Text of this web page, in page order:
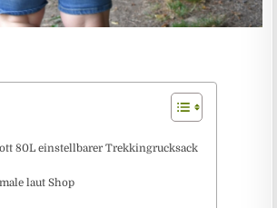
80L einstellbarer Trekkingrucksack
laut Shop